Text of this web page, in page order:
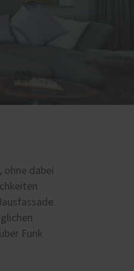
ohne dabei
Funk